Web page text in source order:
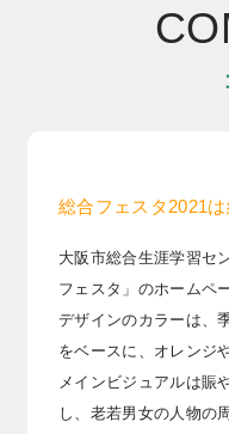
総合フェスタ2021は
大阪市総合生涯学習セ
フェスタ」のホームペ
デザインのカラーは、
をベースに、オレンジ
メインビジュアルは賑
し、老若男女の人物の